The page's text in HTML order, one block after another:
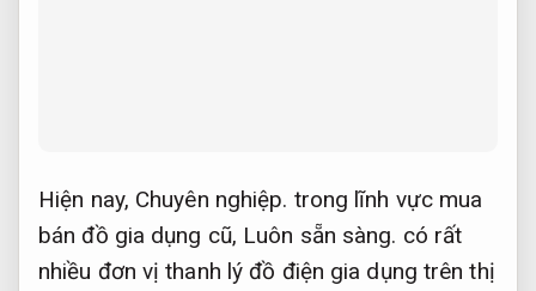
Hiện nay, Chuyên nghiệp. trong lĩnh vực mua
bán đồ gia dụng cũ, Luôn sẵn sàng. có rất
nhiều đơn vị thanh lý đồ điện gia dụng trên thị